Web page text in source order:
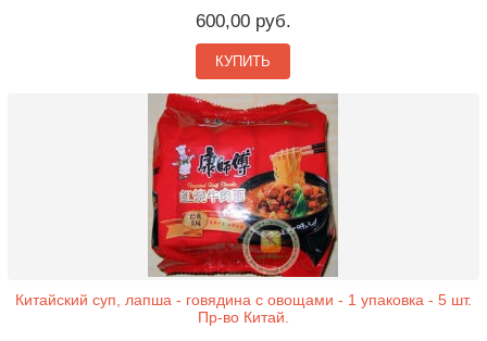
600,00 руб.
КУПИТЬ
Китайский суп, лапша - говядина с овощами - 1 упаковка - 5 шт.
Пр-во Китай.